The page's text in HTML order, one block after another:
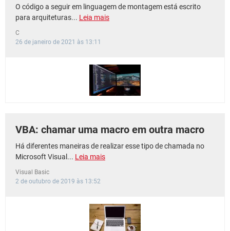
O código a seguir em linguagem de montagem está escrito
para arquiteturas... Leia mais
C
26 de janeiro de 2021 às 13:11
VBA: chamar uma macro em outra macro
Há diferentes maneiras de realizar esse tipo de chamada no
Microsoft Visual... Leia mais
Visual Basic
2 de outubro de 2019 às 13:52